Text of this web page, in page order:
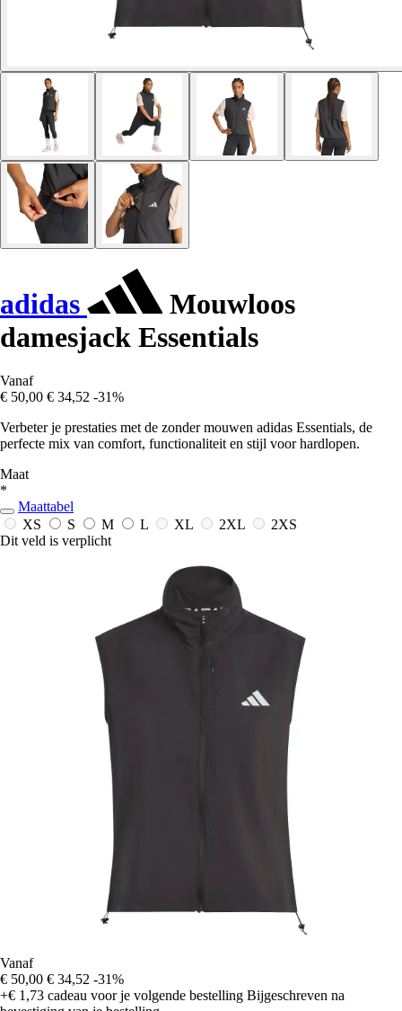
adidas
Mouwloos
damesjack Essentials
Vanaf
€ 50,00 € 34,52 -31%
Verbeter je prestaties met de zonder mouwen adidas Essentials, de
perfecte mix van comfort, functionaliteit en stijl voor hardlopen.
Maat
*
Maattabel
XS
S M L XL 2XL
2XS
Dit veld is verplicht
Vanaf
€ 50,00 € 34,52 -31%
+€ 1,73 cadeau voor je volgende bestelling Bijgeschreven na